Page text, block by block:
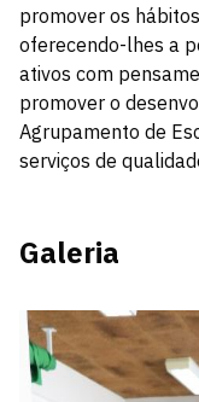
promover os
oferecendo-lhes a
ativos com
promover o
Agrupamento de
serviços de
Galeria